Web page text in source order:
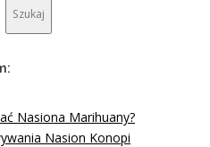
Szukaj
Nasiona Marihuany?
Nasion Konopi